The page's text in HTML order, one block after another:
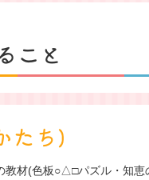
こと
たち)
教材(色板○△□パズル・知恵